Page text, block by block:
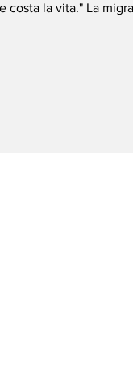
migrazione è un antico fenomeno